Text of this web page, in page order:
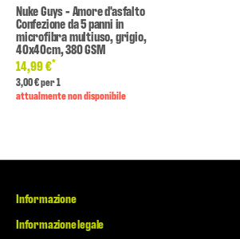
Nuke Guys - Amore d'asfalto
Confezione da 5 panni in
microfibra multiuso, grigio,
40x40cm, 380 GSM
14,99 €*
3,00 € per 1
attualmente non disponibile
Informazione
Informazione legale